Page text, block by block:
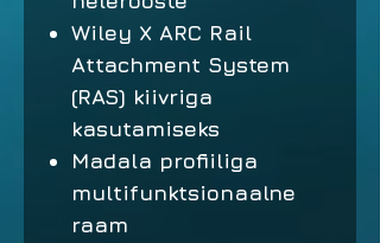
Wiley X ARC Rail
Attachment System
(RAS) kiivriga
kasutamiseks
Madala profiiliga
multifunktsionaalne
raam